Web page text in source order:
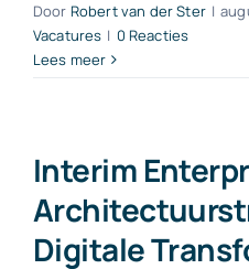
Door Robert van der Ster |
Vacatures | 0 Reacties
Lees meer
Interim
Digitale